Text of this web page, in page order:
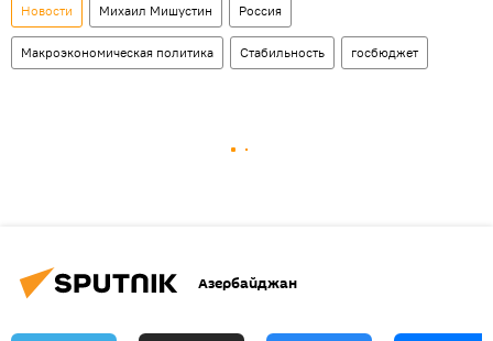
Новости Михаил Мишустин Россия
Макроэкономическая политика Стабильность госбюджет
Азербайджан